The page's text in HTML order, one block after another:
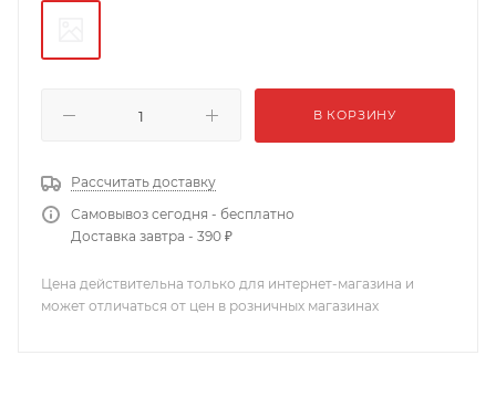
В КОРЗИНУ
Рассчитать доставку
Самовывоз сегодня - бесплатно
Доставка завтра - 390 ₽
Цена действительна только для интернет-магазина и
может отличаться от цен в розничных магазинах